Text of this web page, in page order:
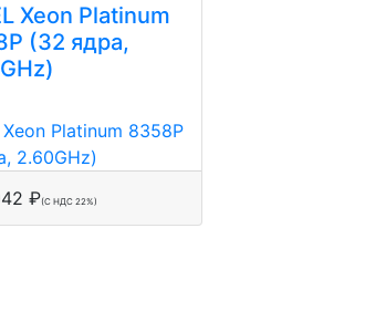
Xeon Platinum
(32 ядра,
₽(С НДС 22%)